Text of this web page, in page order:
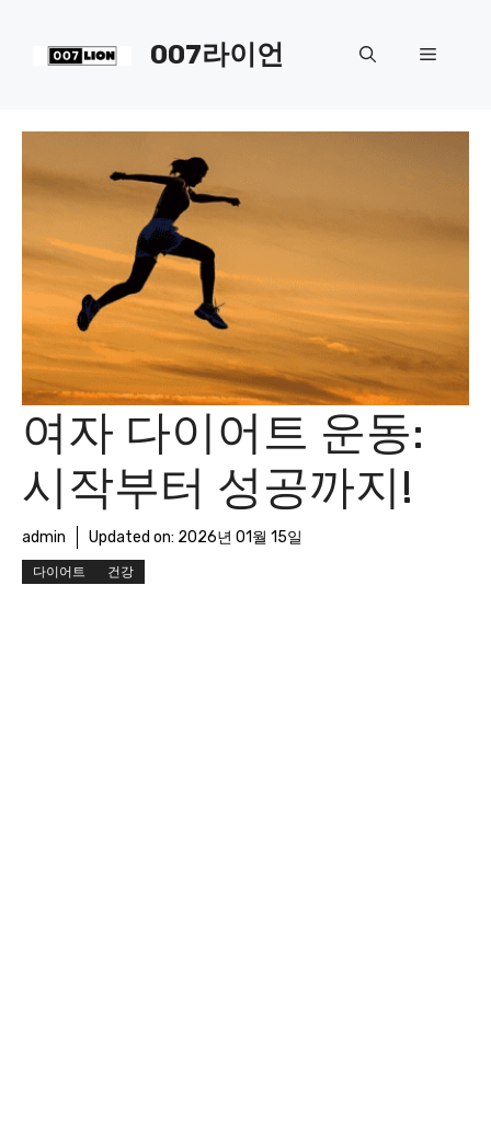
007라이언 메
여자 다이어트 운동:
시작부터 성공까지!
admin Updated on: 2026년 01월 15일
다이어트 건강